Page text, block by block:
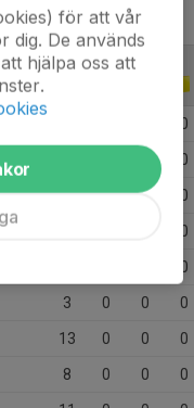
0
0
25 0 0 0
0
0
3 0 0 0
13 0 0 0
8 0 0 0
för att vår
dig. De används
hjälpa oss att